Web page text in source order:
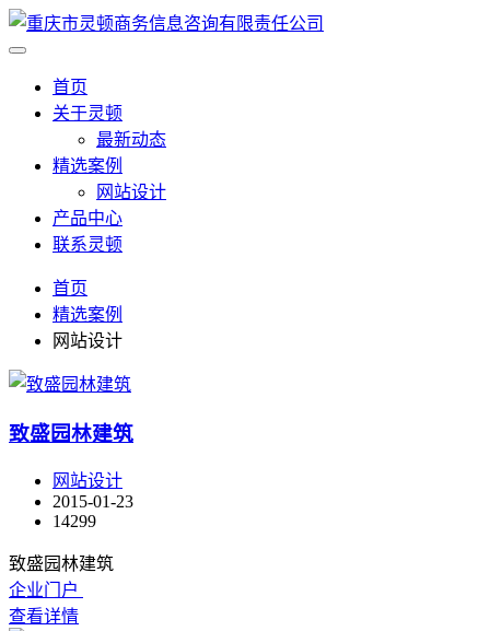
首页
关于灵顿
最新动态
精选案例
网站设计
产品中心
联系灵顿
首页
精选案例
网站设计
致盛园林建筑
网站设计
2015-01-23
14299
致盛园林建筑
企业门户
查看详情